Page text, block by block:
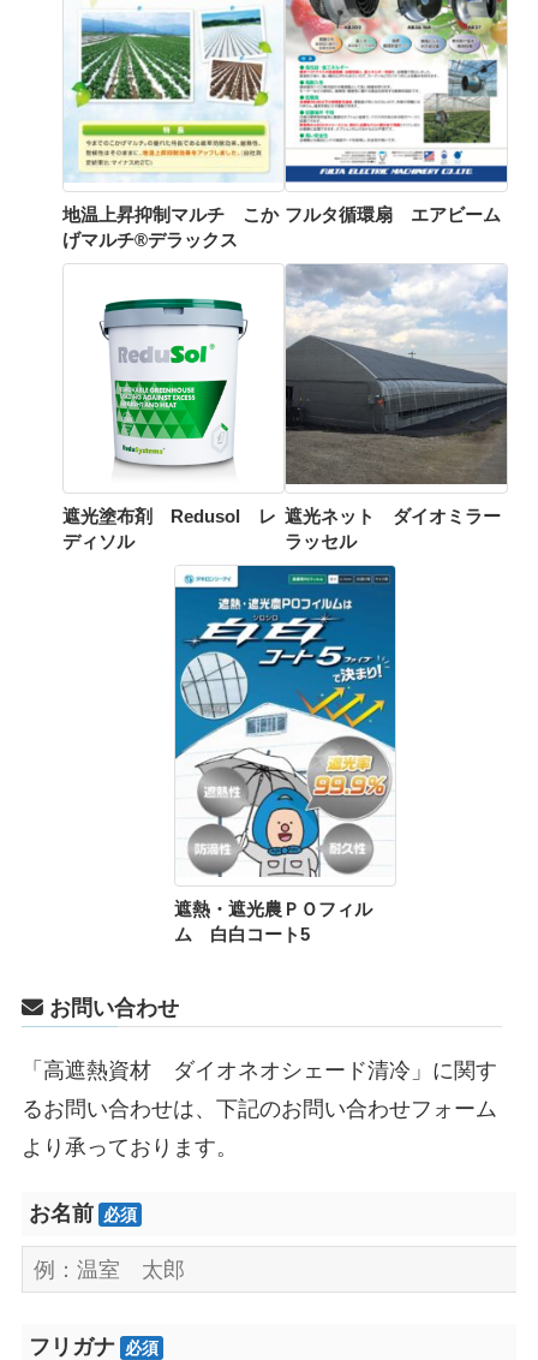
地温上昇抑制マルチ こか
げマルチ®デラックス
フルタ循環扇 エアビーム
遮光塗布剤 Redusol レ
ディソル
遮光ネット ダイオミラー
ラッセル
遮熱・遮光農ＰＯフィル
ム 白白コート5
お問い合わせ
「高遮熱資材 ダイオネオシェード清冷」に関す
るお問い合わせは、下記のお問い合わせフォーム
より承っております。
お名前 必須
フリガナ 必須